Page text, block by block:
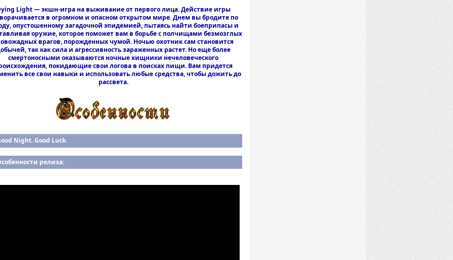
Light — экшн-игра на выживание от первого лица. Действие игры
в огромном и опасном открытом мире. Днем вы бродите по
опустошенному загадочной эпидемией, пытаясь найти боеприпасы и
оружие, которое поможет вам в борьбе с полчищами безмозглых
врагов, порожденных чумой. Ночью охотник сам становится
так как сила и агрессивность зараженных растет. Но еще более
смертоносными оказываются ночные хищники нечеловеческого
покидающие свои логова в поисках пищи. Вам придется
все свои навыки и использовать любые средства, чтобы дожить до
рассвета.
Night. Good Luck.
релиза: